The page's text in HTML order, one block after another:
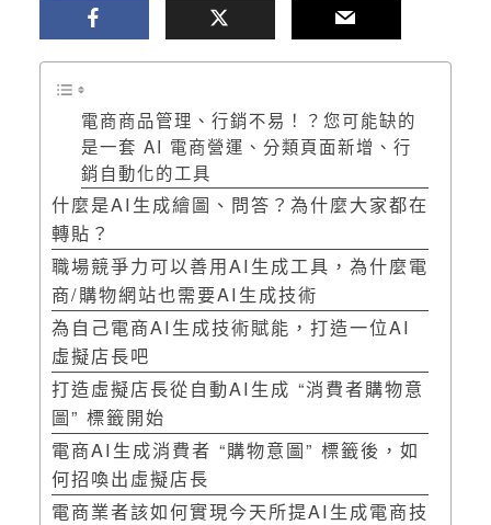
電商商品管理、行銷不易！？您可能缺的
是一套 AI 電商營運、分類頁面新增、行
銷自動化的工具
什麼是AI生成繪圖、問答？為什麼大家都在
轉貼？
職場競爭力可以善用AI生成工具，為什麼電
商/購物網站也需要AI生成技術
為自己電商AI生成技術賦能，打造一位AI
虛擬店長吧
打造虛擬店長從自動AI生成 “消費者購物意
圖” 標籤開始
電商AI生成消費者 “購物意圖” 標籤後，如
何招喚出虛擬店長
電商業者該如何實現今天所提AI生成電商技